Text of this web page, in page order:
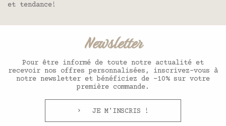
et tendance!
Newsletter
Pour être informé de toute notre actualité et
recevoir nos offres personnalisées, inscrivez-vous à
notre newsletter et bénéficiez de -10% sur votre
première commande.
JE M'INSCRIS !